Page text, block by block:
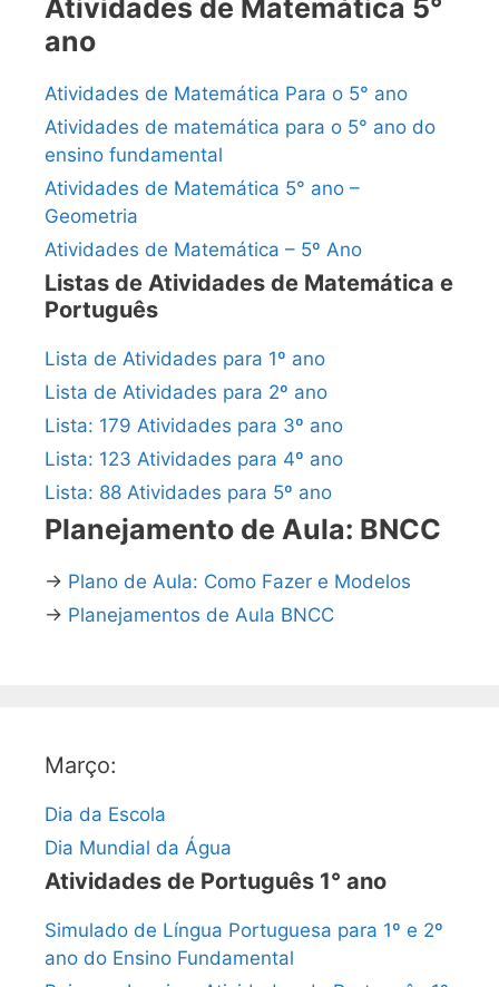
Atividades de Matemática 5°
ano
Atividades de Matemática Para o 5° ano
Atividades de matemática para o 5° ano do
ensino fundamental
Atividades de Matemática 5° ano –
Geometria
Atividades de Matemática – 5º Ano
Listas de Atividades de Matemática e
Português
Lista de Atividades para 1º ano
Lista de Atividades para 2º ano
Lista: 179 Atividades para 3º ano
Lista: 123 Atividades para 4º ano
Lista: 88 Atividades para 5º ano
Planejamento de Aula: BNCC
→ Plano de Aula: Como Fazer e Modelos
→ Planejamentos de Aula BNCC
Março:
Dia da Escola
Dia Mundial da Água
Atividades de Português 1° ano
Simulado de Língua Portuguesa para 1º e 2º
ano do Ensino Fundamental